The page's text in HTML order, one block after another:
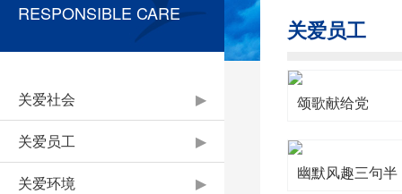
RESPONSIBLE CARE
关爱社会 ▶
关爱员工 ▶
关爱环境 ▶
关爱员工
颂歌献给党
幽默风趣三句半